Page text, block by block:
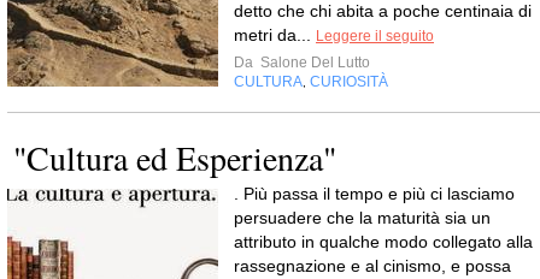
detto che chi abita a poche centinaia di
metri da...
Leggere il seguito
Da Salone Del Lutto
CULTURA CURIOSITÀ
"Cultura ed Esperienza"
. Più passa il tempo e più ci lasciamo
persuadere che la maturità sia un
attributo in qualche modo collegato alla
rassegnazione e al cinismo, e possa